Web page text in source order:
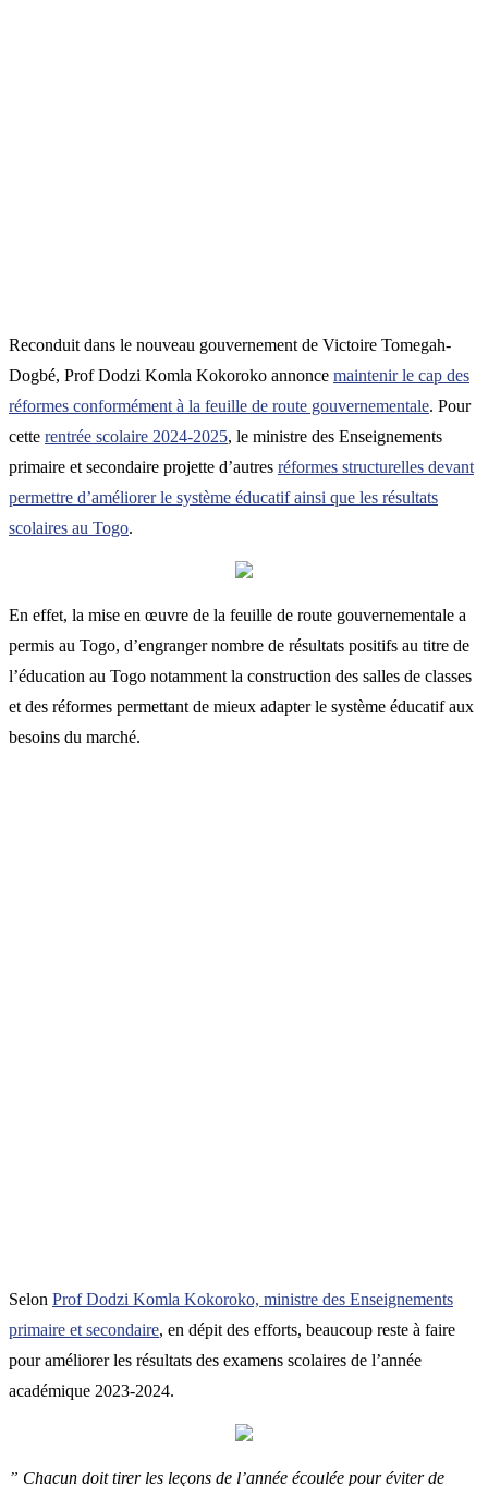
Reconduit dans le nouveau gouvernement de Victoire Tomegah-
Dogbé, Prof Dodzi Komla Kokoroko annonce maintenir le cap des
réformes conformément à la feuille de route gouvernementale. Pour
cette rentrée scolaire 2024-2025, le ministre des Enseignements
primaire et secondaire projette d’autres réformes structurelles devant
permettre d’améliorer le système éducatif ainsi que les résultats
scolaires au Togo.
En effet, la mise en œuvre de la feuille de route gouvernementale a
permis au Togo, d’engranger nombre de résultats positifs au titre de
l’éducation au Togo notamment la construction des salles de classes
et des réformes permettant de mieux adapter le système éducatif aux
besoins du marché.
Selon Prof Dodzi Komla Kokoroko, ministre des Enseignements
primaire et secondaire, en dépit des efforts, beaucoup reste à faire
pour améliorer les résultats des examens scolaires de l’année
académique 2023-2024.
” Chacun doit tirer les leçons de l’année écoulée pour éviter de